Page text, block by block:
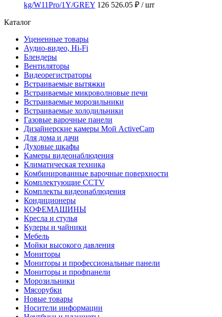
kg/W11Pro/1Y/GREY 126 526.05 ₽ / шт
Каталог
Уцененные товары
Аудио-видео, Hi-Fi
Блендеры
Вентиляторы
Видеорегистраторы
Встраиваемые вытяжки
Встраиваемые микроволновые печи
Встраиваемые морозильники
Встраиваемые холодильники
Газовые варочные панели
Дизайнерские камеры Мой ActiveCam
Для дома и дачи
Духовые шкафы
Камеры видеонаблюдения
Климатическая техника
Комбинированные варочные поверхности
Комплектующие CCTV
Комплекты видеонаблюдения
Кондиционеры
КОФЕМАШИНЫ
Кресла и стулья
Кулеры и чайники
Мебель
Мойки высокого давления
Мониторы
Мониторы и профессиональные панели
Мониторы и профпанели
Морозильники
Мясорубки
Новые товары
Носители информации